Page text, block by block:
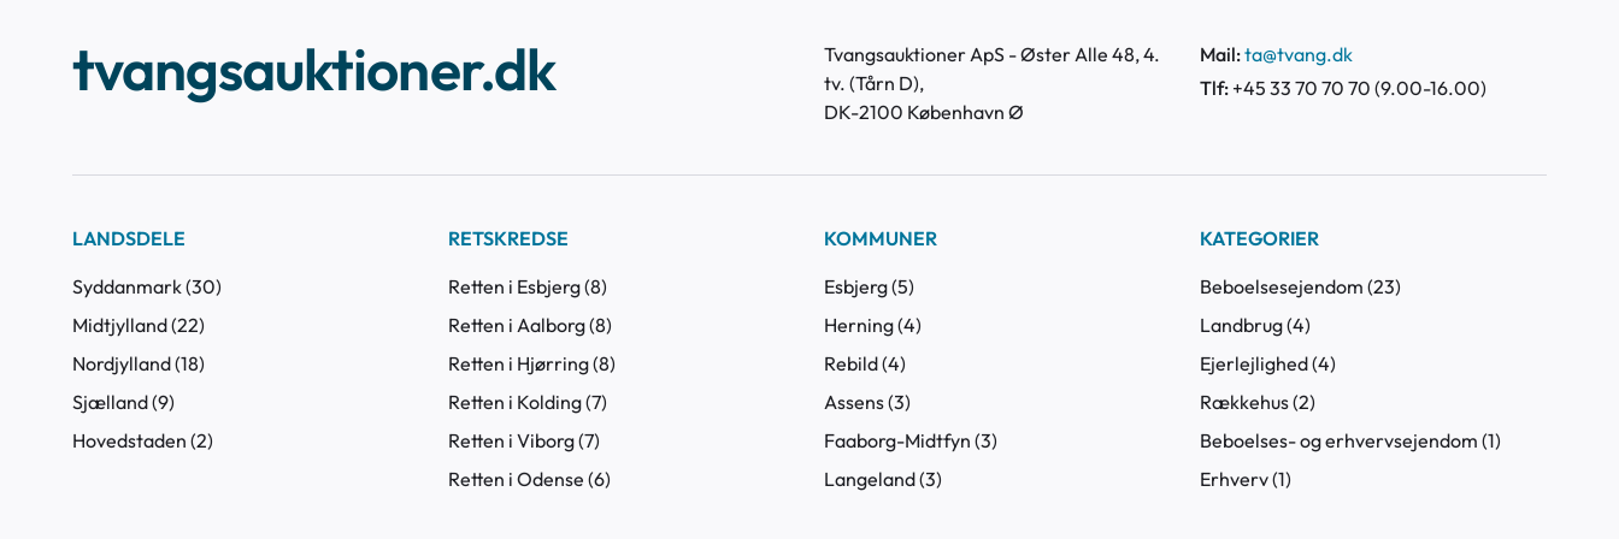
tvangsauktioner.dk
Tvangsauktioner ApS - Øster Alle 48, 4.
tv. (Tårn D),
DK-2100 København Ø
Mail:ta@tvang.dk
Tlf: +45 33 70 70 70 (9.00-16.00)
LANDSDELE
Syddanmark (30)
Midtjylland (22)
Nordjylland (18)
Sjælland (9)
Hovedstaden (2)
RETSKREDSE
Retten i Esbjerg (8)
Retten i Aalborg (8)
Retten i Hjørring (8)
Retten i Kolding (7)
Retten i Viborg (7)
Retten i Odense (6)
KOMMUNER
Esbjerg (5)
Herning (4)
Rebild (4)
Assens (3)
Faaborg-Midtfyn (3)
Langeland (3)
KATEGORIER
Beboelsesejendom (23)
Landbrug (4)
Ejerlejlighed (4)
Rækkehus (2)
Beboelses- og erhvervsejendom (1)
Erhverv (1)